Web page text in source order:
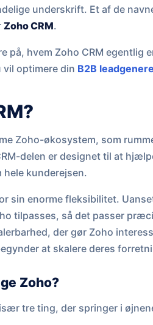
underskrift. Et af de
Zoho CRM.
på, hvem Zoho CRM egentlig
optimere din B2B
Zoho-økosystem, som
delen er designet til at
hele kunderejsen.
sin enorme fleksibilitet.
tilpasses, så det passer
der gør Zoho
at skalere deres
Zoho?
tre ting, der springer i